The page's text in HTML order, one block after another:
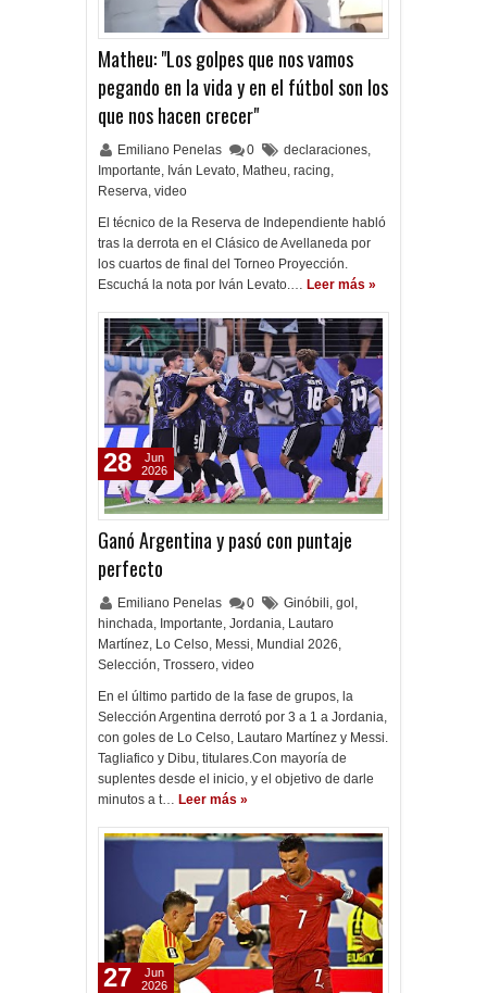
Matheu: "Los golpes que nos vamos
pegando en la vida y en el fútbol son los
que nos hacen crecer"
Emiliano Penelas 0 declaraciones,
Importante, Iván Levato, Matheu, racing,
Reserva, video
El técnico de la Reserva de Independiente habló
tras la derrota en el Clásico de Avellaneda por
los cuartos de final del Torneo Proyección.
Escuchá la nota por Iván Levato.… Leer más »
Ganó Argentina y pasó con puntaje
perfecto
Emiliano Penelas 0 Ginóbili, gol ,
hinchada, Importante, Jordania, Lautaro
Martínez, Lo Celso, Messi, Mundial 2026,
Selección, Trossero, video
En el último partido de la fase de grupos, la
Selección Argentina derrotó por 3 a 1 a Jordania,
con goles de Lo Celso, Lautaro Martínez y Messi.
Tagliafico y Dibu, titulares.Con mayoría de
suplentes desde el inicio, y el objetivo de darle
minutos a t… Leer más »
28
Jun
2026
27
Jun
2026